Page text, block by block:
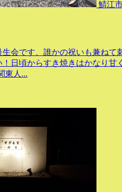
鯖江
会です、誰かの祝いも兼ね
日頃からすき焼きはかなり
東人...